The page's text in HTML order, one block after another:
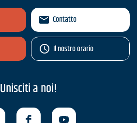
Contatto
Il nostro orario
Unisciti a noi!